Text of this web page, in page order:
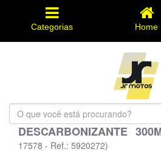
Categorias Home
O
que
você
está
DESCARBONIZANTE
17578 - Ref.: 5920272)